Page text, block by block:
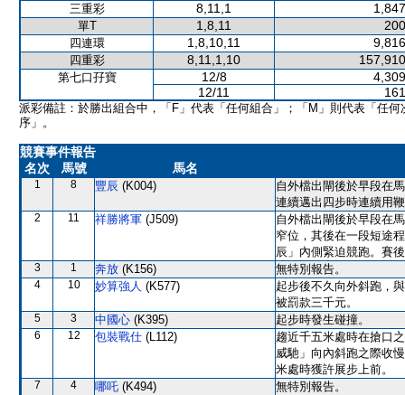
三重彩 8,11,1
單T 1,8,11
四連環 1,8,10,11
四重彩 8,11,1,10
第七口孖寶 12/8
12/11
派彩備註：於勝出組合中，「F」代表「任何組合」；「M」則代表「任何
序」。
競賽事件報告
名次
馬號 馬名
1 8 豐辰 (K004)
自外檔出閘後於早段在
連續邁出四步時連續用
2 11 祥勝將軍 (J509)
自外檔出閘後於早段在
窄位，其後在一段短途
辰」內側緊迫競跑。賽
3 1 奔放 (K156) 無特別報告。
4 10 妙算強人 (K577)
起步後不久向外斜跑，
被罰款三千元。
5 3 中國心 (K395) 起步時發生碰撞。
6 12 包裝戰仕 (L112)
趨近千五米處時在搶口
威馳」向內斜跑之際收
米處時獲許展步上前。
7 4 哪吒 (K494) 無特別報告。